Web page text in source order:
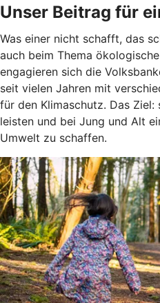
Unser Beitrag für
Was einer nicht schafft, das
auch beim Thema
engagieren sich die
seit vielen Jahren mit
für den Klimaschutz. Das
leisten und bei Jung und Alt
Umwelt zu schaffen.